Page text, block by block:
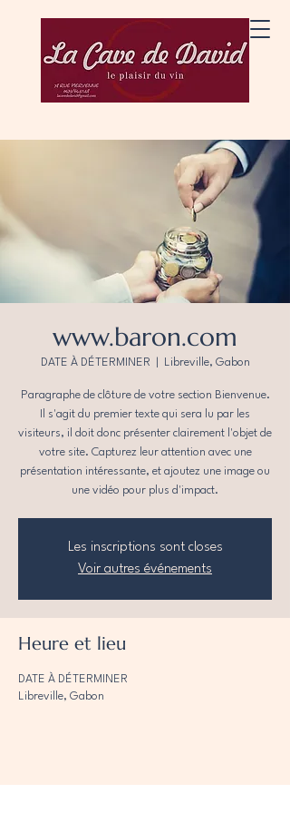
www.baron.com
DATE À DÉTERMINER Libreville, Gabon
Paragraphe de clôture de votre section Bienvenue.
Il s'agit du premier texte qui sera lu par les
visiteurs, il doit donc présenter clairement l'objet de
votre site. Capturez leur attention avec une
présentation intéressante, et ajoutez une image ou
une vidéo pour plus d'impact.
Les inscriptions sont closes
Voir autres événements
Heure et lieu
DATE À DÉTERMINER
Libreville, Gabon